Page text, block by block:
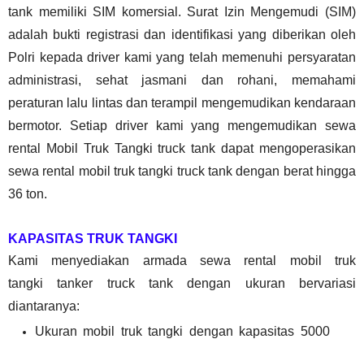
tank memiliki SIM komersial. Surat Izin Mengemudi (SIM)
adalah bukti registrasi dan identifikasi yang diberikan oleh
Polri kepada driver kami yang telah memenuhi persyaratan
administrasi, sehat jasmani dan rohani, memahami
peraturan lalu lintas dan terampil mengemudikan kendaraan
bermotor. Setiap driver kami yang mengemudikan sewa
rental Mobil Truk Tangkitruck tankdapat mengoperasikan
sewa rental mobil truk tangki truck tankdengan berat hingga
36 ton.
KAPASITAS TRUK TANGKI
Kami menyediakan armada sewa rental mobil truk
tangkitanker truck tank dengan ukuran bervariasi
diantaranya:
Ukuran mobil truk tangki dengan kapasitas 5000